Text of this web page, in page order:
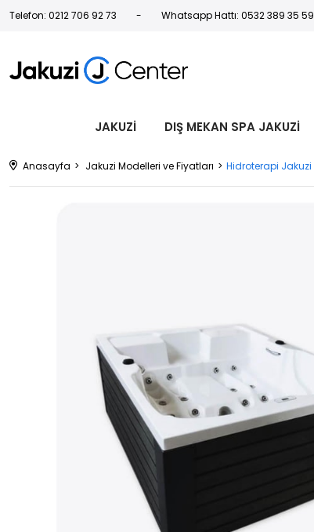
Telefon: 0212 706 92 73 Whatsapp Hattı: 0532 389 35 59
JAKUZİ DIŞ MEKAN SPA JAKUZİ
Anasayfa Jakuzi Modelleri ve Fiyatları Hidroterapi Jakuzi